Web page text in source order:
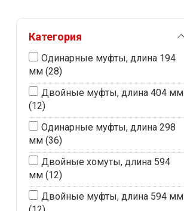
Категория
Одинарные муфты, длина 194
мм (28)
Двойные муфты, длина 404 мм
(12)
Одинарные муфты, длина 298
мм (36)
Двойные хомуты, длина 594
мм (12)
Двойные муфты, длина 594 мм